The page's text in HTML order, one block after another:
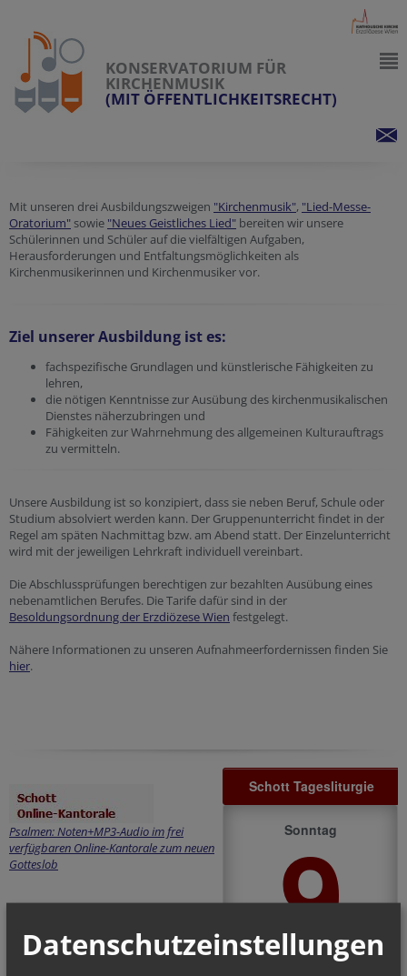
KONSERVATORIUM FÜR
KIRCHENMUSIK
(MIT ÖFFENTLICHKEITSRECHT)
Mit unseren drei Ausbildungszweigen "Kirchenmusik", "Lied-Messe-
Oratorium" sowie "Neues Geistliches Lied" bereiten wir unsere
Schülerinnen und Schüler auf die vielfältigen Aufgaben,
Herausforderungen und Entfaltungsmöglichkeiten als
Kirchenmusikerinnen und Kirchenmusiker vor.
Ziel unserer Ausbildung ist es:
fachspezifische Grundlagen und künstlerische Fähigkeiten zu
lehren,
die nötigen Kenntnisse zur Ausübung des kirchenmusikalischen
Dienstes näherzubringen und
Fähigkeiten zur Wahrnehmung des allgemeinen Kulturauftrags
zu vermitteln.
Unsere Ausbildung ist so konzipiert, dass sie neben Beruf, Schule oder
Studium absolviert werden kann. Der Gruppenunterricht findet in der
Regel am späten Nachmittag bzw. am Abend statt. Der Einzelunterricht
wird mit der jeweiligen Lehrkraft individuell vereinbart.
Die Abschlussprüfungen berechtigen zur bezahlten Ausübung eines
nebenamtlichen Berufes. Die Tarife dafür sind in der
Besoldungsordnung der Erzdiözese Wien festgelegt.
Nähere Informationen zu unseren Aufnahmeerfordernissen finden Sie
hier.
Schott Tagesliturgie
Sonntag
9
August 2026
Psalmen: Noten+MP3-Audio im frei
verfügbaren Online-Kantorale zum neuen
Gotteslob
Datenschutzeinstellungen